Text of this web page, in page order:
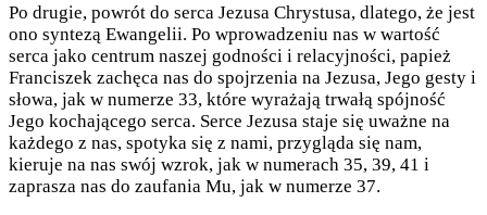
Po drugie, powrót do serca Jezusa Chrystusa, dlatego, że jest
ono syntezą Ewangelii. Po wprowadzeniu nas w wartość
serca jako centrum naszej godności i relacyjności, papież
Franciszek zachęca nas do spojrzenia na Jezusa, Jego gesty i
słowa, jak w numerze 33, które wyrażają trwałą spójność
Jego kochającego serca. Serce Jezusa staje się uważne na
każdego z nas, spotyka się z nami, przygląda się nam,
kieruje na nas swój wzrok, jak w numerach 35, 39, 41 i
zaprasza nas do zaufania Mu, jak w numerze 37.